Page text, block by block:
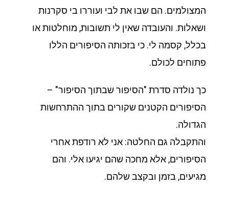
המצולמים. הם שבו את לבי ועוררו בי סקרנות
ושאלות. והעובדה שאין לי תשובות, מוחלטות או
בכלל, קסמה לי. כי בזכותה הסיפורים הללו
פתוחים לכולם.
כך נולדה סדרת "הסיפור שבתוך הסיפור" –
הסיפורים הקטנים שקורים בתוך ההתרחשות
הגדולה.
והתקבלה גם החלטה: אני לא רודפת אחרי
הסיפורים, אלא מחכה שהם יגיעו אלי. והם
מגיעים, בזמן ובקצב שלהם.